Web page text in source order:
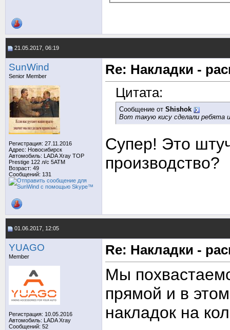
21.05.2017, 06:19
SunWind
Senior Member
Регистрация: 27.11.2016
Адрес: Новосибирск
Автомобиль: LADA Xray TOP
Prestige 122 л/с 5АТМ
Возраст: 49
Сообщений: 131
Re: Накладки -
Цитата:
Сообщение от Shishok
Вот такую кису сделали ребята
Супер! Это
производство?
01.06.2017, 12:05
YUAGO
Member
Регистрация: 10.05.2016
Автомобиль: LADA Xray
Сообщений: 52
Re: Накладки -
Мы
прямой и в
накладок на